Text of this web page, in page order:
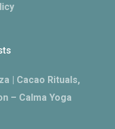
| Cacao Rituals,
– Calma Yoga